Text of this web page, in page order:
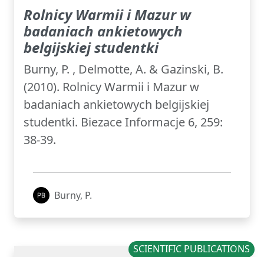
Rolnicy Warmii i Mazur w
badaniach ankietowych
belgijskiej studentki
Burny, P. , Delmotte, A. & Gazinski, B.
(2010). Rolnicy Warmii i Mazur w
badaniach ankietowych belgijskiej
studentki. Biezace Informacje 6, 259:
38-39.
Burny, P.
SCIENTIFIC PUBLICATIONS